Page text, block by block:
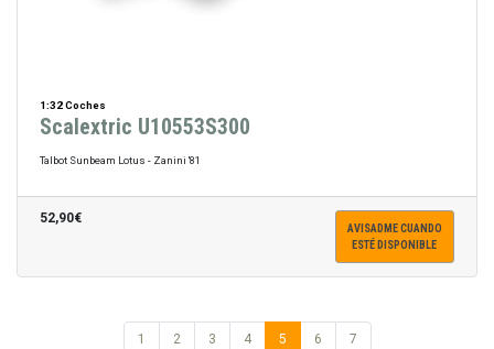
1:32 Coches
Scalextric U10553S300
Talbot Sunbeam Lotus - Zanini '81
52,90€
AVISADME CUANDO
ESTÉ DISPONIBLE
1 2 3 4 5 6 7